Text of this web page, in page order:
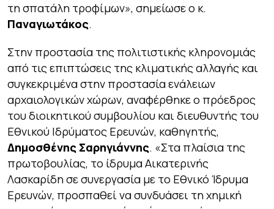
τη σπατάλη τροφίμων», σημείωσε ο κ.
Παναγιωτάκος.
Στην προστασία της πολιτιστικής κληρονομιάς
από τις επιπτώσεις της κλιματικής αλλαγής και
συγκεκριμένα στην προστασία ενάλειων
αρχαιολογικών χώρων, αναφέρθηκε ο πρόεδρος
του διοικητικού συμβουλίου και διευθυντής του
Εθνικού Ιδρύματος Ερευνών, καθηγητής,
Δημοσθένης Σαρηγιάννης. «Στα πλαίσια της
πρωτοβουλίας, το ίδρυμα Αικατερινής
Λασκαρίδη σε συνεργασία με το Εθνικό Ίδρυμα
Ερευνών, προσπαθεί να συνδυάσει τη χημική